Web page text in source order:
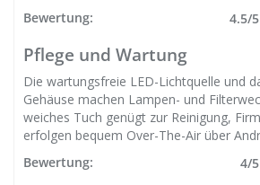
Bewertung:
4.5/
Pflege und Wartung
Die wartungsfreie LED-Lichtquelle und
Gehäuse machen Lampen- und
weiches Tuch genügt zur Reinigung,
erfolgen bequem Over-The-Air über
Bewertung:
4/